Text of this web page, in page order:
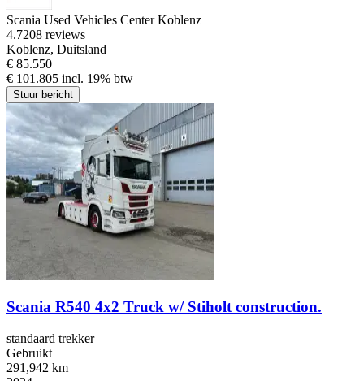
Scania Used Vehicles Center Koblenz
4.7208 reviews
Koblenz, Duitsland
€ 85.550
€ 101.805 incl. 19% btw
Stuur bericht
Scania R540 4x2 Truck w/ Stiholt construction.
standaard trekker
Gebruikt
291,942 km